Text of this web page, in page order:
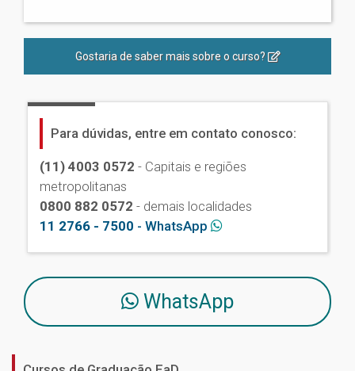
Gostaria de saber mais sobre o curso?
Para dúvidas, entre em contato conosco:
(11) 4003 0572 - Capitais e regiões
metropolitanas
0800 882 0572 - demais localidades
11 2766 - 7500 - WhatsApp
WhatsApp